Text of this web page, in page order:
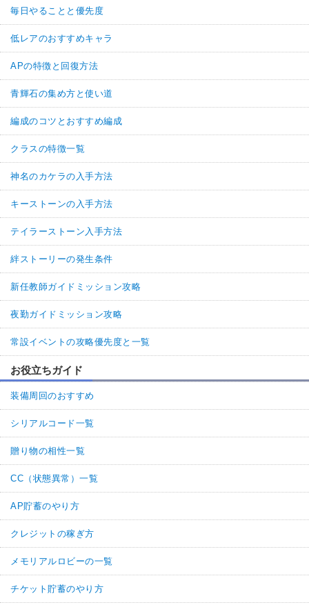
毎日やることと優先度
低レアのおすすめキャラ
APの特徴と回復方法
青輝石の集め方と使い道
編成のコツとおすすめ編成
クラスの特徴一覧
神名のカケラの入手方法
キーストーンの入手方法
テイラーストーン入手方法
絆ストーリーの発生条件
新任教師ガイドミッション攻略
夜勤ガイドミッション攻略
常設イベントの攻略優先度と一覧
お役立ちガイド
装備周回のおすすめ
シリアルコード一覧
贈り物の相性一覧
CC（状態異常）一覧
AP貯蓄のやり方
クレジットの稼ぎ方
メモリアルロビーの一覧
チケット貯蓄のやり方